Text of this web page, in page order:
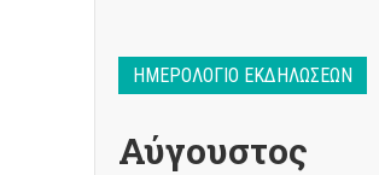
ΗΜΕΡΟΛΌΓΙΟ ΕΚΔΗΛΏΣΕΩΝ
Αύγουστος